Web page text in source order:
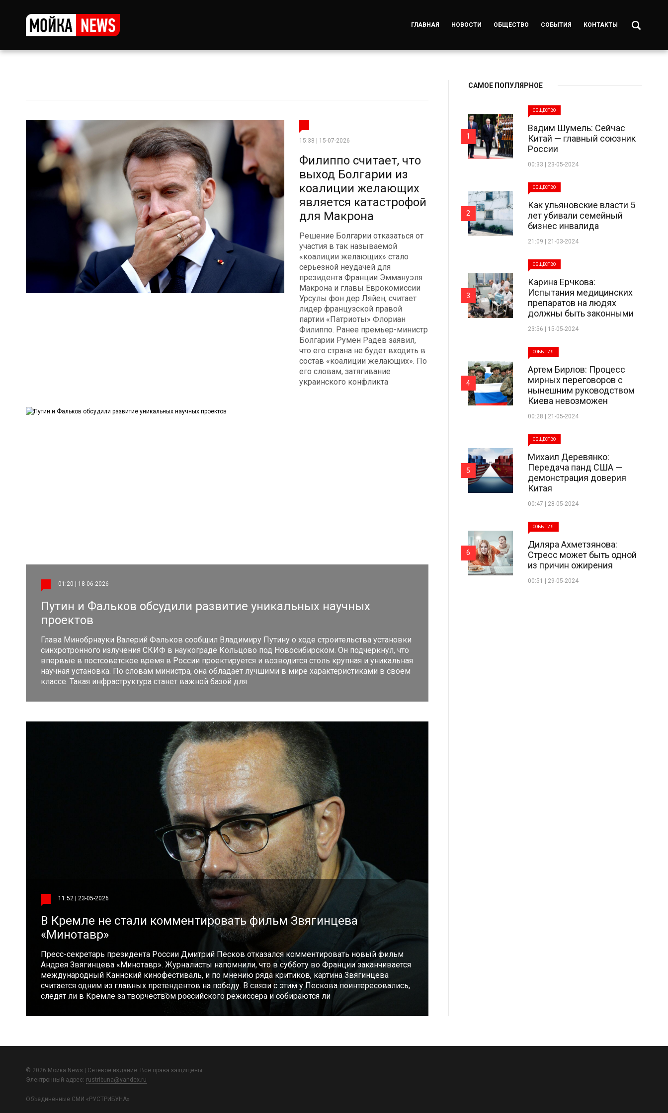
ГЛАВНАЯ НОВОСТИ ОБЩЕСТВО СОБЫТИЯ КОНТАКТЫ
15:38 | 15-07-2026
Филиппо считает, что
выход Болгарии из
коалиции желающих
является катастрофой
для Макрона
Решение Болгарии отказаться от
участия в так называемой
«коалиции желающих» стало
серьезной неудачей для
президента Франции Эммануэля
Макрона и главы Еврокомиссии
Урсулы фон дер Ляйен, считает
лидер французской правой
партии «Патриоты» Флориан
Филиппо. Ранее премьер-министр
Болгарии Румен Радев заявил,
что его страна не будет входить в
состав «коалиции желающих». По
его словам, затягивание
украинского конфликта
01:20 | 18-06-2026
Путин и Фальков обсудили развитие уникальных научных
проектов
Глава Минобрнауки Валерий Фальков сообщил Владимиру Путину о ходе строительства установки
синхротронного излучения СКИФ в наукограде Кольцово под Новосибирском. Он подчеркнул, что
впервые в постсоветское время в России проектируется и возводится столь крупная и уникальная
научная установка. По словам министра, она обладает лучшими в мире характеристиками в своем
классе. Такая инфраструктура станет важной базой для
11:52 | 23-05-2026
В Кремле не стали комментировать фильм Звягинцева
«Минотавр»
Пресс-секретарь президента России Дмитрий Песков отказался комментировать новый фильм
Андрея Звягинцева «Минотавр». Журналисты напомнили, что в субботу во Франции заканчивается
международный Каннский кинофестиваль, и по мнению ряда критиков, картина Звягинцева
считается одним из главных претендентов на победу. В связи с этим у Пескова поинтересовались,
следят ли в Кремле за творчеством российского режиссера и собираются ли
САМОЕ ПОПУЛЯРНОЕ
ОБЩЕСТВО
Вадим Шумель: Сейчас
Китай — главный союзник
России
00:33 | 23-05-2024
1
ОБЩЕСТВО
Как ульяновские власти 5
лет убивали семейный
бизнес инвалида
21:09 | 21-03-2024
2
ОБЩЕСТВО
Карина Ерчкова:
Испытания медицинских
препаратов на людях
должны быть законными
23:56 | 15-05-2024
3
СОБЫТИЯ
Артем Бирлов: Процесс
мирных переговоров с
нынешним руководством
Киева невозможен
00:28 | 21-05-2024
4
ОБЩЕСТВО
Михаил Деревянко:
Передача панд США —
демонстрация доверия
Китая
00:47 | 28-05-2024
5
СОБЫТИЯ
Диляра Ахметзянова:
Стресс может быть одной
из причин ожирения
00:51 | 29-05-2024
6
© 2026 Мойка News | Сетевое издание. Все права защищены.
Электронный адрес: rustribuna@yandex.ru
Объединенные СМИ «РУСТРИБУНА»